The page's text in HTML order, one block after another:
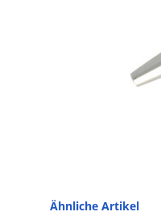
Ähnliche Artikel